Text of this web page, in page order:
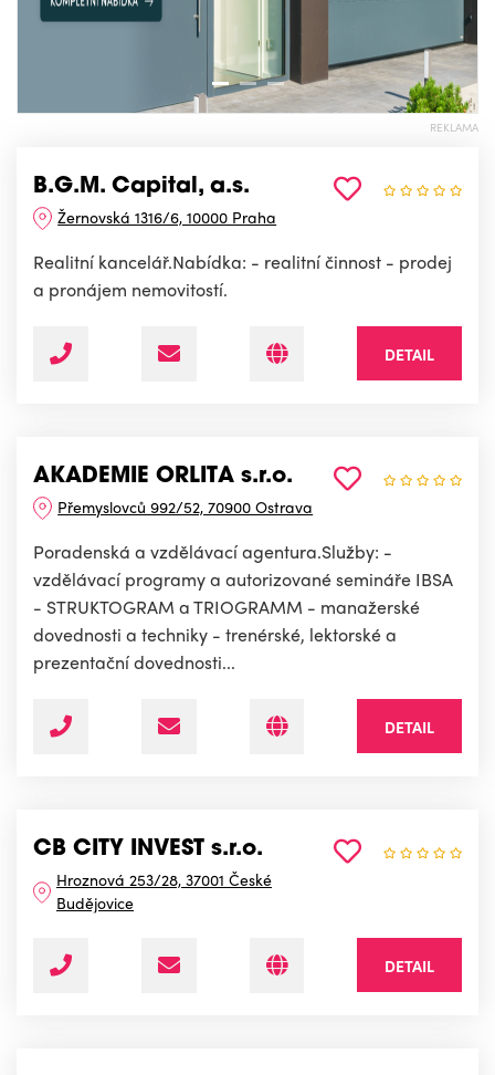
REKLAMA
B.G.M. Capital, a.s.
Žernovská 1316/6, 10000 Praha
Realitní kancelář.Nabídka: - realitní činnost - prodej
a pronájem nemovitostí.
DETAIL
AKADEMIE ORLITA s.r.o.
Přemyslovců 992/52, 70900 Ostrava
Poradenská a vzdělávací agentura.Služby: -
vzdělávací programy a autorizované semináře IBSA
- STRUKTOGRAM a TRIOGRAMM - manažerské
dovednosti a techniky - trenérské, lektorské a
prezentační dovednosti...
DETAIL
CB CITY INVEST s.r.o.
Hroznová 253/28, 37001 České
Budějovice
DETAIL